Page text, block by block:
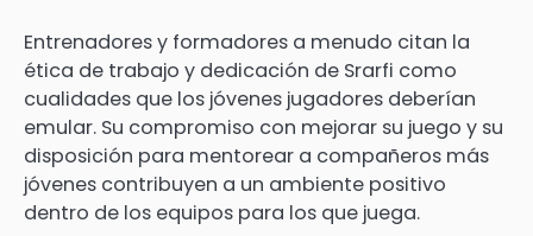
Entrenadores y formadores a menudo citan la
ética de trabajo y dedicación de Srarfi como
cualidades que los jóvenes jugadores deberían
emular. Su compromiso con mejorar su juego y su
disposición para mentorear a compañeros más
jóvenes contribuyen a un ambiente positivo
dentro de los equipos para los que juega.